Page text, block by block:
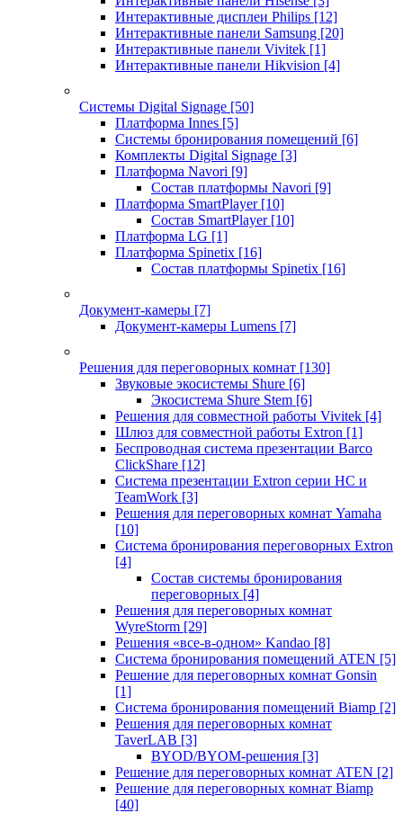
Интерактивные дисплеи Philips [12]
Интерактивные панели Samsung [20]
Интерактивные панели Vivitek [1]
Интерактивные панели Hikvision [4]
Системы Digital Signage [50]
Платформа Innes [5]
Системы бронирования помещений [6]
Комплекты Digital Signage [3]
Платформа Navori [9]
Состав платформы Navori [9]
Платформа SmartPlayer [10]
Состав SmartPlayer [10]
Платформа LG [1]
Платформа Spinetix [16]
Состав платформы Spinetix [16]
Документ-камеры [7]
Документ-камеры Lumens [7]
Решения для переговорных комнат [130]
Звуковые экосистемы Shure [6]
Экосистема Shure Stem [6]
Решения для совместной работы Vivitek [4]
Шлюз для совместной работы Extron [1]
Беспроводная система презентации Barco
ClickShare [12]
Система презентации Extron серии HC и
TeamWork [3]
Решения для переговорных комнат Yamaha
[10]
Система бронирования переговорных Extron
[4]
Состав системы бронирования
переговорных [4]
Решения для переговорных комнат
WyreStorm [29]
Решения «все-в-одном» Kandao [8]
Система бронирования помещений ATEN [5]
Решение для переговорных комнат Gonsin
[1]
Система бронирования помещений Biamp [2]
Решения для переговорных комнат
TaverLAB [3]
BYOD/BYOM-решения [3]
Решение для переговорных комнат ATEN [2]
Решение для переговорных комнат Biamp
[40]